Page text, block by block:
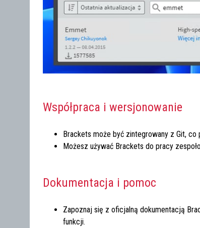
Współpraca i wersjonowanie
Brackets może być zintegrowany z Git, co
Możesz używać Brackets do pracy
Dokumentacja i pomoc
Zapoznaj się z oficjalną dokumentacją
funkcji.